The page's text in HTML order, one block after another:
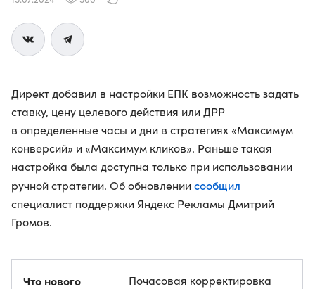
Директ добавил в настройки ЕПК возможность задать
ставку, цену целевого действия или ДРР
в определенные часы и дни в стратегиях «Максимум
конверсий» и «Максимум кликов». Раньше такая
настройка была доступна только при использовании
ручной стратегии. Об обновлениисообщил
специалист поддержки Яндекс Рекламы Дмитрий
Громов.
Что нового
Почасовая корректировка